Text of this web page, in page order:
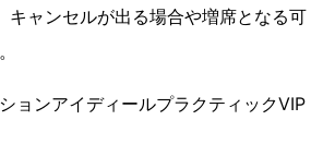
キャンセルが出る場合や増席となる可
ョンアイディールプラクティックVIP